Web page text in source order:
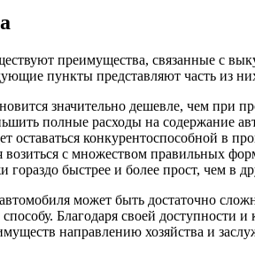
преимущества, связанные с
пункты представляют часть из
значительно дешевле, чем при
полные расходы на содержание
оставаться конкурентоспособной в
возиться с множеством правильных
гораздо быстрее и более прост, чем в
может быть достаточно
Благодаря своей доступности
направлению хозяйства и